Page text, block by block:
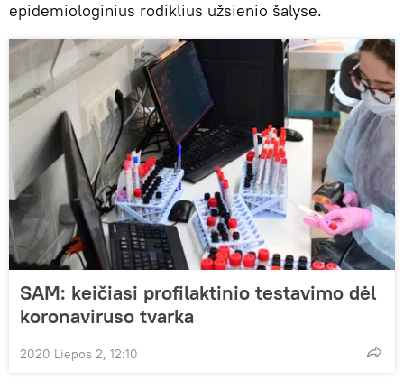
epidemiologinius rodiklius užsienio šalyse.
SAM: keičiasi profilaktinio testavimo dėl
koronaviruso tvarka
2020 Liepos 2, 12:10